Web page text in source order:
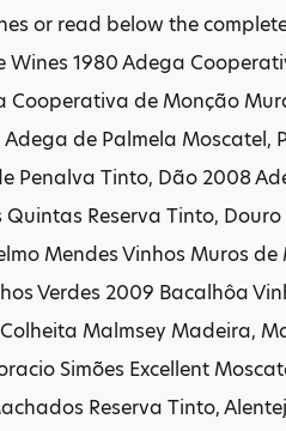
or read below the
1980 Adega
Cooperativa de Monção
de Palmela Moscatel,
Penalva Tinto, Dão 2008
Reserva Tinto, Douro
Mendes Vinhos Muros
Verdes 2009 Bacalhôa
Malmsey Madeira,
Simões Excellent
Reserva Tinto,